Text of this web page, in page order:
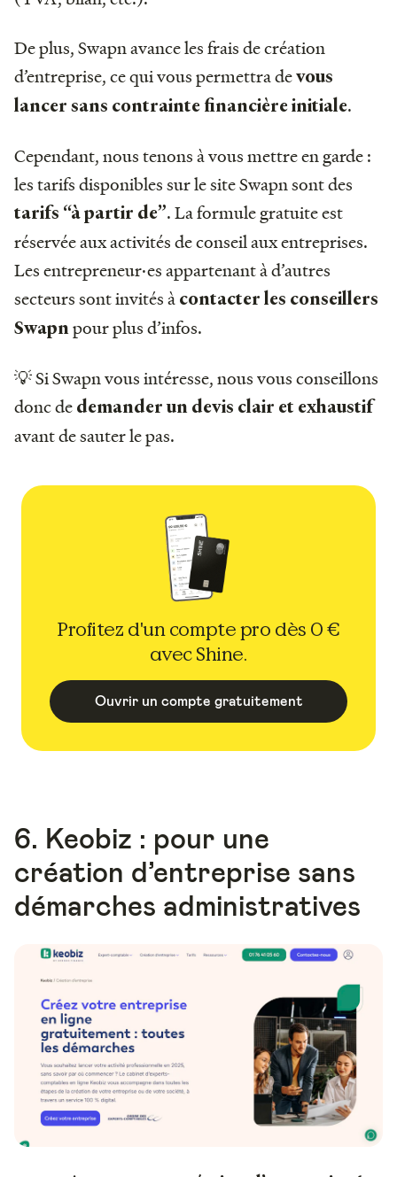
De plus, Swapn avance les frais de création
d’entreprise, ce qui vous permettra devous
lancer sans contrainte financière initiale.
Cependant, nous tenons à vous mettre en garde :
les tarifs disponibles sur le site Swapn sont des
tarifs “à partir de”. La formule gratuite est
réservée aux activités de conseil aux entreprises.
Les entrepreneur·es appartenant à d’autres
secteurs sont invités à contacter les conseillers
Swapnpour plus d’infos.
💡 Si Swapn vous intéresse, nous vous conseillons
donc de demander un devis clair et exhaustif
avant de sauter le pas.
Profitez d'un compte pro dès 0 €
avec Shine.
Ouvrir un compte gratuitement
6. Keobiz : pour une
création d’entreprise sans
démarches administratives